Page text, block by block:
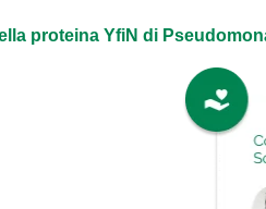
proteina YfiN di